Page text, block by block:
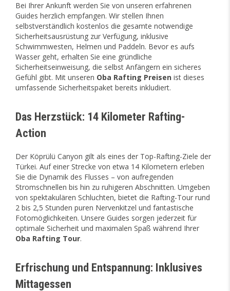
Bei Ihrer Ankunft werden Sie von unseren erfahrenen
Guides herzlich empfangen. Wir stellen Ihnen
selbstverständlich kostenlos die gesamte notwendige
Sicherheitsausrüstung zur Verfügung, inklusive
Schwimmwesten, Helmen und Paddeln. Bevor es aufs
Wasser geht, erhalten Sie eine gründliche
Sicherheitseinweisung, die selbst Anfängern ein sicheres
Gefühl gibt. Mit unseren Oba Rafting Preisen ist dieses
umfassende Sicherheitspaket bereits inkludiert.
Das Herzstück: 14 Kilometer Rafting-
Action
Der Köprülü Canyon gilt als eines der Top-Rafting-Ziele der
Türkei. Auf einer Strecke von etwa 14 Kilometern erleben
Sie die Dynamik des Flusses – von aufregenden
Stromschnellen bis hin zu ruhigeren Abschnitten. Umgeben
von spektakulären Schluchten, bietet die Rafting-Tour rund
2 bis 2,5 Stunden puren Nervenkitzel und fantastische
Fotomöglichkeiten. Unsere Guides sorgen jederzeit für
optimale Sicherheit und maximalen Spaß während Ihrer
Oba Rafting Tour.
Erfrischung und Entspannung: Inklusives
Mittagessen